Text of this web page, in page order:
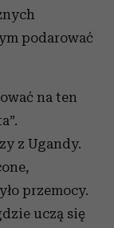
podarować
na ten
z Ugandy.
przemocy.
uczą się